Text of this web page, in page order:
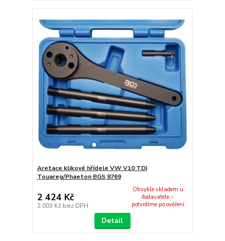
Aretace klikové hřídele VW V10 TDI
Touareg/Phaeton BGS 8769
2 424 Kč
2 003 Kč bez DPH
Obvykle skladem u
dodavatele –
potvrdíme po ověření
Detail